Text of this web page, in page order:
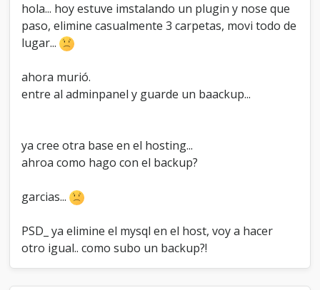
o
s
o
a
hola... hoy estuve imstalando un plugin y nose que
paso, elimine casualmente 3 carpetas, movi todo de
lugar...
ahora murió.
entre al adminpanel y guarde un baackup...
ya cree otra base en el hosting...
ahroa como hago con el backup?
garcias...
PSD_ ya elimine el mysql en el host, voy a hacer
otro igual.. como subo un backup?!